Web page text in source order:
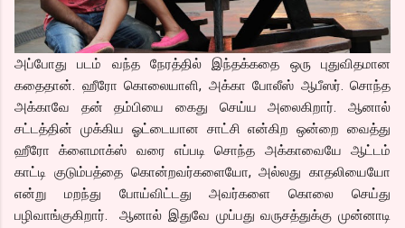
அப்போது படம் வந்த நேரத்தில் இந்தக்கதை ஒரு புதுவிதமான
கதைதான். ஹீரோ கொலையாளி, அக்கா போலீஸ் ஆபீஸர். சொந்த
அக்காவே தன் தம்பியை கைது செய்ய அலைகிறார். ஆனால்
சட்டத்தின் முக்கிய ஓட்டையான சாட்சி என்கிற ஒன்றை வைத்து
ஹீரோ க்ளைமாக்ஸ் வரை எப்படி சொந்த அக்காவையே ஆட்டம்
காட்டி குடும்பத்தை கொன்றவர்களையோ, அல்லது காதலியையோ
என்று மறந்து போய்விட்டது அவர்களை கொலை செய்து
பழிவாங்குகிறார். ஆனால் இதுவே முப்பது வருசத்துக்கு முன்னாடி